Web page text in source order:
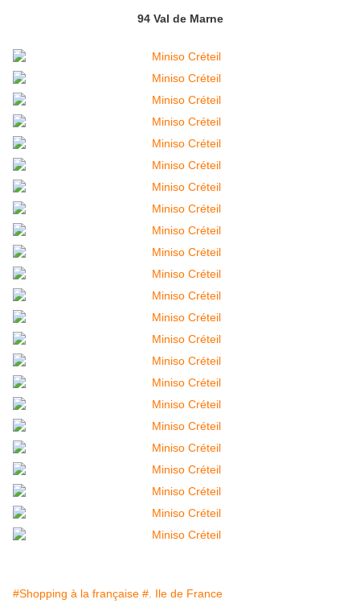
94 Val de Marne
#Shopping à la française #. Ile de France